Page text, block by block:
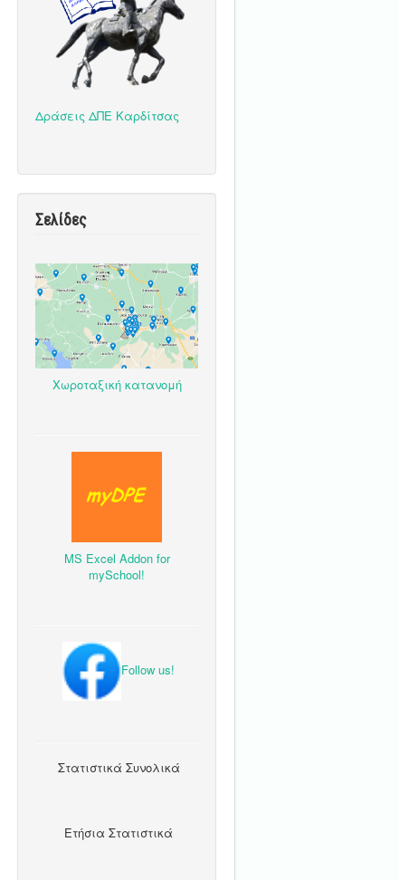
Δράσεις ΔΠΕ Καρδίτσας
Σελίδες
Χωροταξική κατανομή
MS Excel Addon for
mySchool!
Follow us!
Στατιστικά Συνολικά
Ετήσια Στατιστικά